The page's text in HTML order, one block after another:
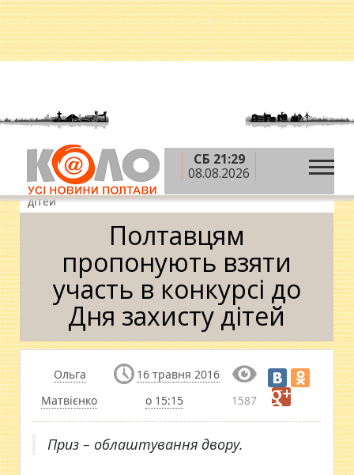
СБ 21:29
08.08.2026
Головна » Новини » Афіша »Полтавцям
пропонують взяти участь в конкурсі до Дня захисту
дітей
Полтавцям
пропонують взяти
участь в конкурсі до
Дня захисту дітей
Ольга
Матвієнко
16 травня 2016
о 15:15
1587
Приз – облаштування двору.